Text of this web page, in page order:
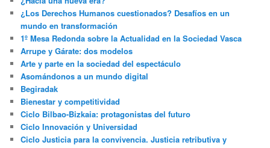
¿Los Derechos Humanos cuestionados? Desafíos en un
mundo en transformación
1º Mesa Redonda sobre la Actualidad en la Sociedad Vasca
Arrupe y Gárate: dos modelos
Arte y parte en la sociedad del espectáculo
Asomándonos a un mundo digital
Begiradak
Bienestar y competitividad
Ciclo Bilbao-Bizkaia: protagonistas del futuro
Ciclo Innovación y Universidad
Ciclo Justicia para la convivencia. Justicia retributiva y